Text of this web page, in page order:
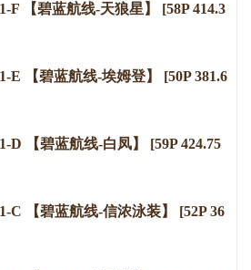
F 【碧蓝航线-天狼星】 [58P 414.3
E 【碧蓝航线-埃姆登】 [50P 381.6
D 【碧蓝航线-白凤】 [59P 424.75
C 【碧蓝航线-信浓泳装】 [52P 36